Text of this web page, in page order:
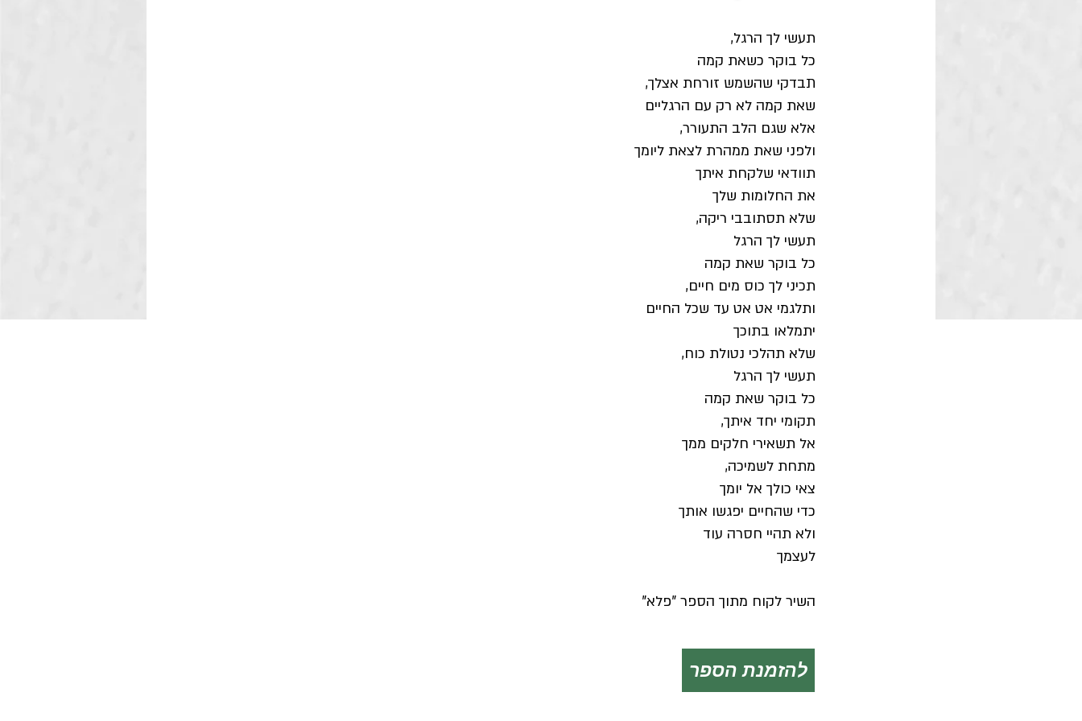
תעשי לך הרגל,
כל בוקר כשאת קמה
תבדקי שהשמש זורחת אצלך,
שאת קמה לא רק עם הרגליים
אלא שגם הלב התעורר,
ולפני שאת ממהרת לצאת ליומך
תוודאי שלקחת איתך
את החלומות שלך
שלא תסתובבי ריקה,
תעשי לך הרגל
כל בוקר שאת קמה
תכיני לך כוס מים חיים,
ותלגמי אט אט עד שכל החיים
יתמלאו בתוכך
שלא תהלכי נטולת כוח,
תעשי לך הרגל
כל בוקר שאת קמה
תקומי יחד איתך,
אל תשאירי חלקים ממך
מתחת לשמיכה,
צאי כולך אל יומך
כדי שהחיים יפגשו אותך
ולא תהיי חסרה עוד
לעצמך
השיר לקוח מתוך הספר "פלא"
להזמנת הספר